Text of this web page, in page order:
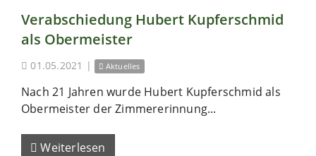
Verabschiedung Hubert Kupferschmid
als Obermeister
01.05.2021 | Aktuelles
Nach 21 Jahren wurde Hubert Kupferschmid als
Obermeister der Zimmererinnung...
Weiterlesen